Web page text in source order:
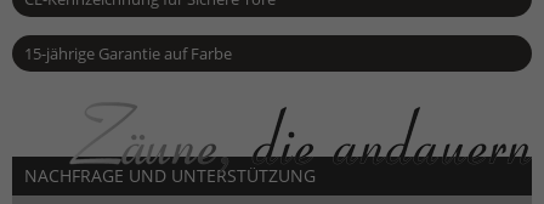
15-jährige Garantie auf Farbe
NACHFRAGE UND UNTERSTÜTZUNG